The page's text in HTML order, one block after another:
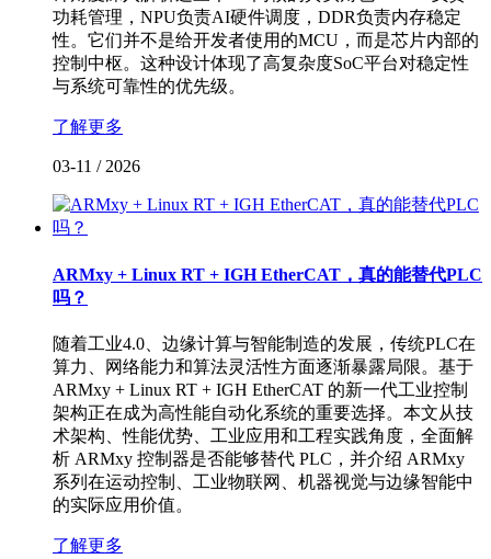
功耗管理，NPU负责AI硬件调度，DDR负责内存稳定
性。它们并不是给开发者使用的MCU，而是芯片内部的
控制中枢。这种设计体现了高复杂度SoC平台对稳定性
与系统可靠性的优先级。
了解更多
03-11 / 2026
ARMxy + Linux RT + IGH EtherCAT，真的能替代PLC
吗？
随着工业4.0、边缘计算与智能制造的发展，传统PLC在
算力、网络能力和算法灵活性方面逐渐暴露局限。基于
ARMxy + Linux RT + IGH EtherCAT 的新一代工业控制
架构正在成为高性能自动化系统的重要选择。本文从技
术架构、性能优势、工业应用和工程实践角度，全面解
析 ARMxy 控制器是否能够替代 PLC，并介绍 ARMxy
系列在运动控制、工业物联网、机器视觉与边缘智能中
的实际应用价值。
了解更多